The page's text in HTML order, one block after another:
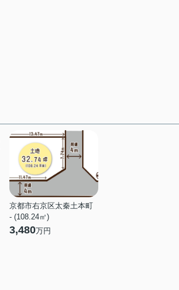
京都市右京区太秦土本町
- (108.24㎡)
3,480万円